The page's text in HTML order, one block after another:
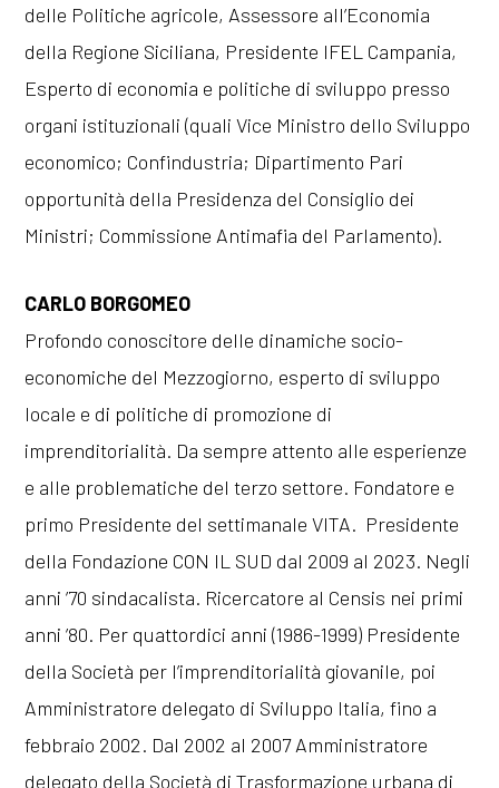
delle Politiche agricole, Assessore all’Economia
della Regione Siciliana, Presidente IFEL Campania,
Esperto di economia e politiche di sviluppo presso
organi istituzionali (quali Vice Ministro dello Sviluppo
economico; Confindustria; Dipartimento Pari
opportunità della Presidenza del Consiglio dei
Ministri; Commissione Antimafia del Parlamento).
CARLO BORGOMEO
Profondo conoscitore delle dinamiche socio-
economiche del Mezzogiorno, esperto di sviluppo
locale e di politiche di promozione di
imprenditorialità. Da sempre attento alle esperienze
e alle problematiche del terzo settore. Fondatore e
primo Presidente del settimanale VITA. Presidente
della Fondazione CON IL SUD dal 2009 al 2023. Negli
anni ’70 sindacalista. Ricercatore al Censis nei primi
anni ’80. Per quattordici anni (1986-1999) Presidente
della Società per l’imprenditorialità giovanile, poi
Amministratore delegato di Sviluppo Italia, fino a
febbraio 2002. Dal 2002 al 2007 Amministratore
delegato della Società di Trasformazione urbana di